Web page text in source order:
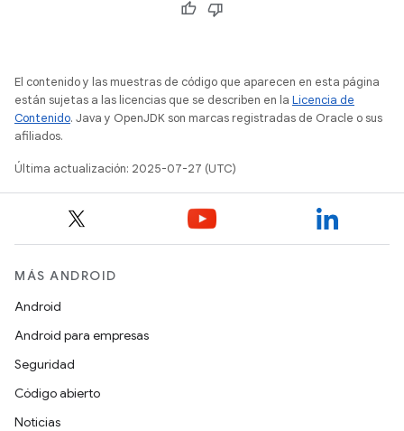
El contenido y las muestras de código que aparecen en esta página
están sujetas a las licencias que se describen en la Licencia de
Contenido. Java y OpenJDK son marcas registradas de Oracle o sus
afiliados.
Última actualización: 2025-07-27 (UTC)
MÁS ANDROID
Android
Android para empresas
Seguridad
Código abierto
Noticias